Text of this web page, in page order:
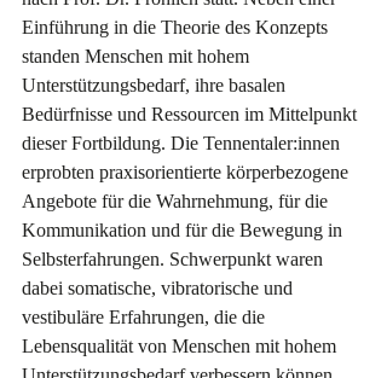
Einführung in die Theorie des Konzepts
standen Menschen mit hohem
Unterstützungsbedarf, ihre basalen
Bedürfnisse und Ressourcen im Mittelpunkt
dieser Fortbildung. Die Tennentaler:innen
erprobten praxisorientierte körperbezogene
Angebote für die Wahrnehmung, für die
Kommunikation und für die Bewegung in
Selbsterfahrungen. Schwerpunkt waren
dabei somatische, vibratorische und
vestibuläre Erfahrungen, die die
Lebensqualität von Menschen mit hohem